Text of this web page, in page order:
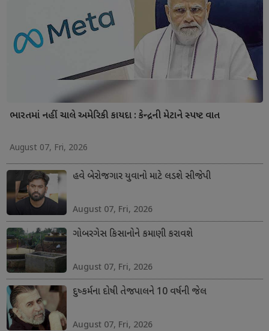
ભારતમાં નહીં ચાલે અમેરિકી કાયદા : કેન્દ્રની મેટાને સ્પષ્ટ વાત
August 07, Fri, 2026
હવે બેરોજગાર યુવાનો માટે લડશે સીજેપી
August 07, Fri, 2026
ગોબરગેસ કિસાનોને કમાણી કરાવશે
August 07, Fri, 2026
દુષ્કર્મના દોષી તેજપાલને 10 વર્ષની જેલ
August 07, Fri, 2026